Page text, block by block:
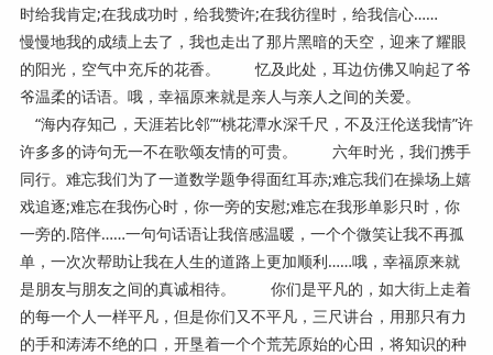
时给我肯定;在我成功时，给我赞许;在我彷徨时，给我信心……
慢慢地我的成绩上去了，我也走出了那片黑暗的天空，迎来了耀眼
的阳光，空气中充斥的花香。 忆及此处，耳边仿佛又响起了爷
爷温柔的话语。哦，幸福原来就是亲人与亲人之间的关爱。
“海内存知己，天涯若比邻”“桃花潭水深千尺，不及汪伦送我情”许
许多多的诗句无一不在歌颂友情的可贵。 六年时光，我们携手
同行。难忘我们为了一道数学题争得面红耳赤;难忘我们在操场上嬉
戏追逐;难忘在我伤心时，你一旁的安慰;难忘在我形单影只时，你
一旁的.陪伴……一句句话语让我倍感温暖，一个个微笑让我不再孤
单，一次次帮助让我在人生的道路上更加顺利……哦，幸福原来就
是朋友与朋友之间的真诚相待。 你们是平凡的，如大街上走着
的每一个人一样平凡，但是你们又不平凡，三尺讲台，用那只有力
的手和涛涛不绝的口，开垦着一个个荒芜原始的心田，将知识的种